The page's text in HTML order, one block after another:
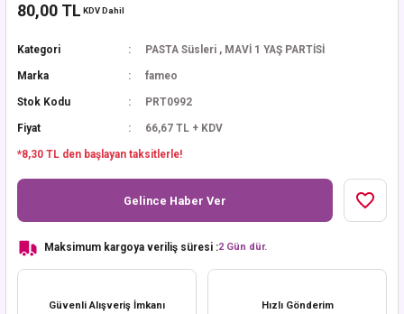
80,00 TL KDV Dahil
Kategori PASTA Süsleri , MAVİ 1 YAŞ PARTİSİ
Marka fameo
Stok Kodu PRT0992
Fiyat 66,67 TL + KDV
*8,30 TL den başlayan taksitlerle!
Gelince Haber Ver
Maksimum kargoya veriliş süresi :2 Gün dür.
Güvenli Alışveriş İmkanı Hızlı Gönderim